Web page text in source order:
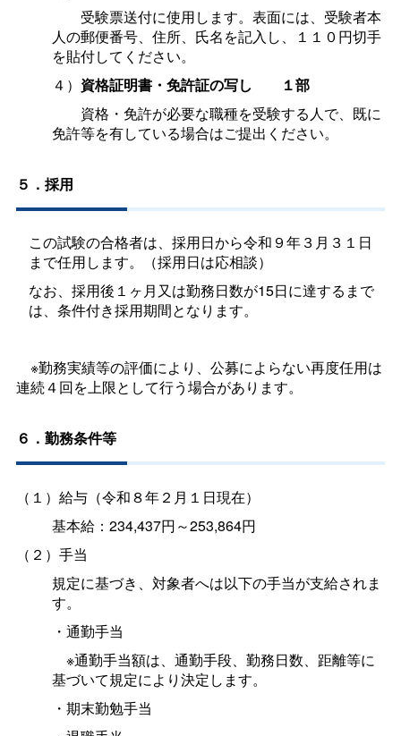
受験票送付に使用します。表面には、受験者本
人の郵便番号、住所、氏名を記入し、１１０円切手
を貼付してください。
４） 資格証明書・免許証の写し
１部
資格・免許が必要な職種を受験する人で、既に
免許等を有している場合はご提出ください。
５．採用
この試験の合格者は、採用日から令和９年３月３１日
まで任用します。（採用日は応相談）
なお、採用後１ヶ月又は勤務日数が15日に達するまで
は、条件付き採用期間となります。
※勤務実績等の評価により、公募によらない再度任用は
連続４回を上限として行う場合があります。
６．勤務条件等
（１）給与（令和８年２月１日現在）
基本給：234,437円～253,864円
（２）手当
規定に基づき、対象者へは以下の手当が支給されま
す。
・通勤手当
※通勤手当額は、通勤手段、勤務日数、距離等に
基づいて規定により決定します。
・期末勤勉手当